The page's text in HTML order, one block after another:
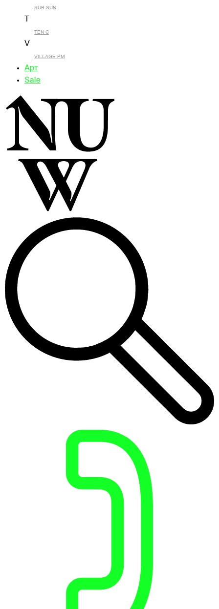
SUB SUN
TEN C
V
VILLAGE PM
Арт
Sale